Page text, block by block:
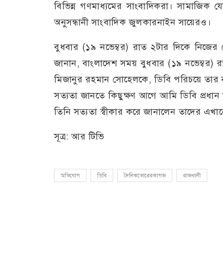
বিভিন্ন গণমাধ্যমের সাংবাদিকরা। সামাজিক
অনুসন্ধানী সাংবাদিক জুলকারনাইন সায়েরও।
বুধবার (১৯ নভেম্বর) রাত ২টার দিকে নিজের
জানান, বাংলাদেশ সময় বুধবার (১৯
মিজানুর রহমান সোহেলকে, ডিবি পরিচয়ে তার
সত্যতা জানতে কিছুক্ষণ আগে আমি ডিবি
তিনি সত্যতা স্বীকার করে জানালেন তাদের
সূত্র: আর টিভি
অভিযোগ ডিবি দৈনিকভোরেরকাগজ রাজধানী